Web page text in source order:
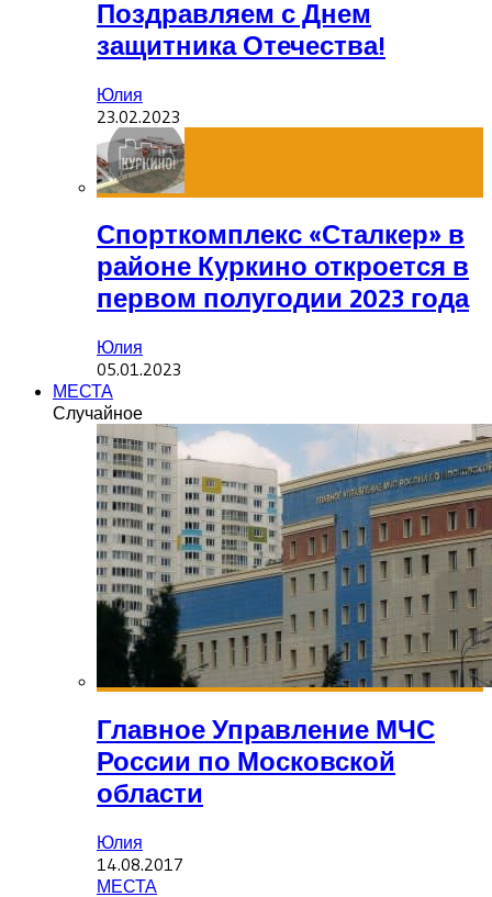
Поздравляем с Днем
защитника Отечества!
Юлия
23.02.2023
Спорткомплекс «Сталкер» в
районе Куркино откроется в
первом полугодии 2023 года
Юлия
05.01.2023
МЕСТА
Случайное
Главное Управление МЧС
России по Московской
области
Юлия
14.08.2017
МЕСТА